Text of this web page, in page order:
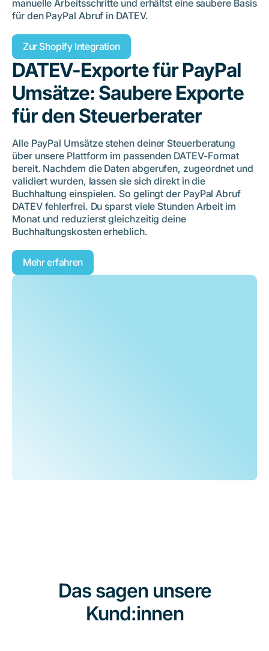
manuelle Arbeitsschritte und erhältst eine saubere Basis
für den PayPal Abruf in DATEV.
Zur Shopify Integration
DATEV-Exporte für PayPal
Umsätze: Saubere Exporte
für den Steuerberater
Alle PayPal Umsätze stehen deiner Steuerberatung
über unsere Plattform im passenden DATEV-Format
bereit. Nachdem die Daten abgerufen, zugeordnet und
validiert wurden, lassen sie sich direkt in die
Buchhaltung einspielen. So gelingt der PayPal Abruf
DATEV fehlerfrei. Du sparst viele Stunden Arbeit im
Monat und reduzierst gleichzeitig deine
Buchhaltungskosten erheblich.
Mehr erfahren
Das sagen unsere
Kund:innen